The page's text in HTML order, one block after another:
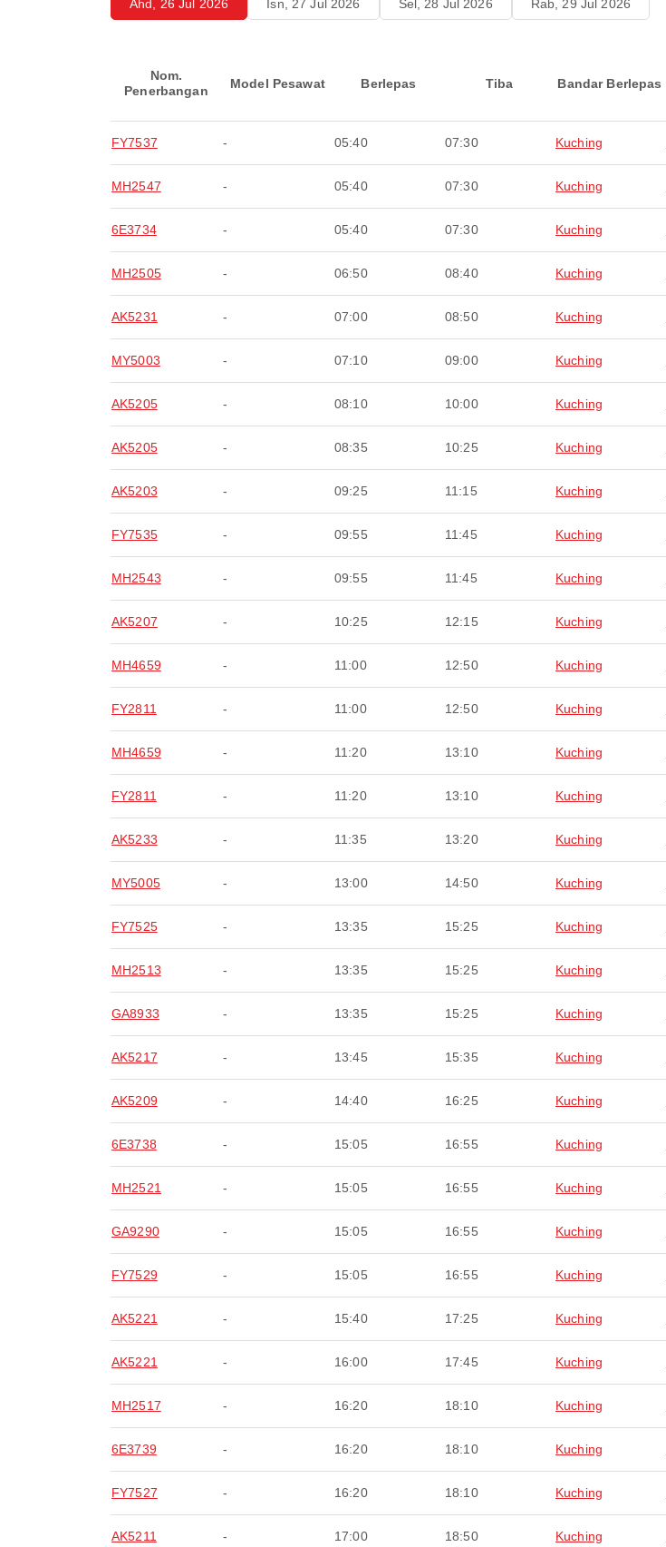
Ahd, 26 Jul 2026 Isn, 27 Jul 2026 Sel, 28 Jul 2026 Rab, 29 Jul 2026
Nom.
Penerbangan
Model Pesawat Berlepas Tiba Bandar Berlepas
FY7537 - 05:40 07:30 Kuching
MH2547 - 05:40 07:30 Kuching
6E3734 - 05:40 07:30 Kuching
MH2505 - 06:50 08:40 Kuching
AK5231 - 07:00 08:50 Kuching
MY5003 - 07:10 09:00 Kuching
AK5205 - 08:10 10:00 Kuching
AK5205 - 08:35 10:25 Kuching
AK5203 - 09:25 11:15 Kuching
FY7535 - 09:55 11:45 Kuching
MH2543 - 09:55 11:45 Kuching
AK5207 - 10:25 12:15 Kuching
MH4659 - 11:00 12:50 Kuching
FY2811 - 11:00 12:50 Kuching
MH4659 - 11:20 13:10 Kuching
FY2811 - 11:20 13:10 Kuching
AK5233 - 11:35 13:20 Kuching
MY5005 - 13:00 14:50 Kuching
FY7525 - 13:35 15:25 Kuching
MH2513 - 13:35 15:25 Kuching
GA8933 - 13:35 15:25 Kuching
AK5217 - 13:45 15:35 Kuching
AK5209 - 14:40 16:25 Kuching
6E3738 - 15:05 16:55 Kuching
MH2521 - 15:05 16:55 Kuching
GA9290 - 15:05 16:55 Kuching
FY7529 - 15:05 16:55 Kuching
AK5221 - 15:40 17:25 Kuching
AK5221 - 16:00 17:45 Kuching
MH2517 - 16:20 18:10 Kuching
6E3739 - 16:20 18:10 Kuching
FY7527 - 16:20 18:10 Kuching
AK5211 - 17:00 18:50 Kuching